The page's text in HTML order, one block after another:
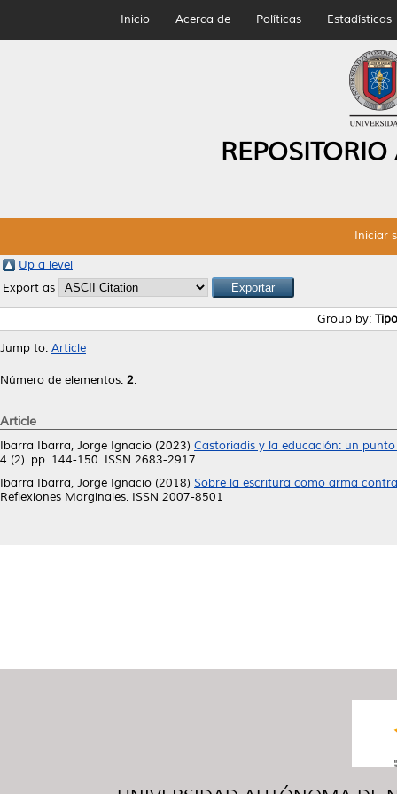
Inicio Acerca de Políticas Estadísticas
Iniciar
Up a level
Export as
Group by:
Jump to: Article
Número de elementos: 2.
Article
Ibarra Ibarra, Jorge Ignacio (2023) Castoriadis y la educación: un
4 (2). pp. 144-150. ISSN 2683-2917
Ibarra Ibarra, Jorge Ignacio (2018) Sobre la escritura como arma
Reflexiones Marginales. ISSN 2007-8501